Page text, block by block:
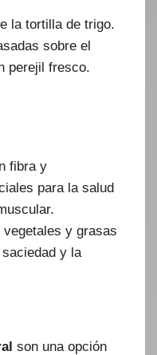
la tortilla de trigo.
sobre el
perejil fresco.
fibra y
para la salud
y grasas
y la
son una opción